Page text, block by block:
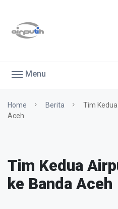
Menu
Home Berita
Tim
Aceh
Tim Kedua
ke Banda Aceh